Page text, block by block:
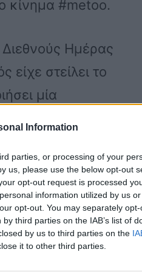
Information
parties, or processing of your
us, please use the below opt-out
opt-out request is processed
information utilized by us
opt-out. You may separately
third parties on the IAB’s list of
by us to third parties on the
it to other third parties.
κίνημα #metoo.
Ημέρας
είχε στείλει το
μία
των
συνόρων,
περιλαμβάνει
αποτέλεσμα ή
ή